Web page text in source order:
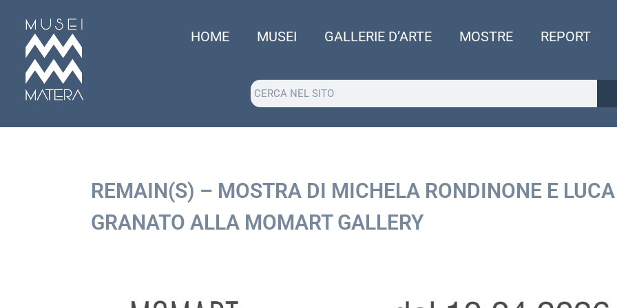
HOME MUSEI GALLERIE D’ARTE MOSTRE REPORT
REMAIN(S) – MOSTRA DI MICHELA RONDINONE E LUCA
GRANATO ALLA MOMART GALLERY